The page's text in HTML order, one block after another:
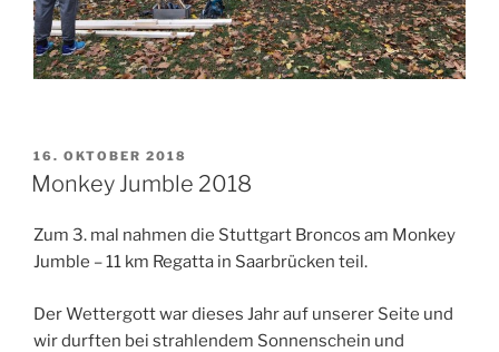
VERÖFFENTLICHT
AM
16. OKTOBER 2018
Monkey Jumble 2018
Zum 3. mal nahmen die Stuttgart Broncos am Monkey
Jumble – 11 km Regatta in Saarbrücken teil.
Der Wettergott war dieses Jahr auf unserer Seite und
wir durften bei strahlendem Sonnenschein und